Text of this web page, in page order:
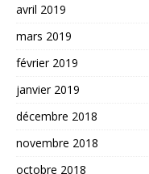
avril 2019
mars 2019
février 2019
janvier 2019
décembre 2018
novembre 2018
octobre 2018